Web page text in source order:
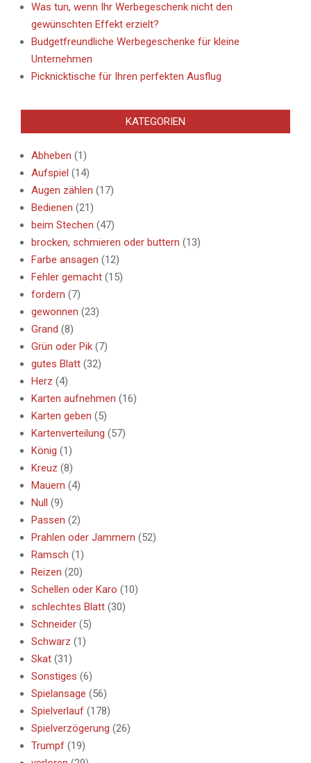
Was tun, wenn Ihr Werbegeschenk nicht den
gewünschten Effekt erzielt?
Budgetfreundliche Werbegeschenke für kleine
Unternehmen
Picknicktische für Ihren perfekten Ausflug
KATEGORIEN
Abheben (1)
Aufspiel (14)
Augen zählen (17)
Bedienen (21)
beim Stechen (47)
brocken, schmieren oder buttern (13)
Farbe ansagen (12)
Fehler gemacht (15)
fordern (7)
gewonnen (23)
Grand (8)
Grün oder Pik (7)
gutes Blatt (32)
Herz (4)
Karten aufnehmen (16)
Karten geben (5)
Kartenverteilung (57)
König (1)
Kreuz (8)
Mauern (4)
Null
(9)
Passen (2)
Prahlen oder Jammern (52)
Ramsch (1)
Reizen (20)
Schellen oder Karo (10)
schlechtes Blatt (30)
Schneider (5)
Schwarz (1)
Skat (31)
Sonstiges (6)
Spielansage (56)
Spielverlauf (178)
Spielverzögerung (26)
Trumpf (19)